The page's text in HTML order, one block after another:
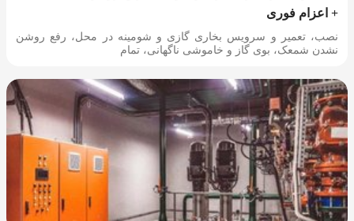
+ اعزام فوری
نصب، تعمیر و سرویس بخاری گازی و شومینه در محل، رفع روشن
نشدن شمعک، بوی گاز و خاموشی ناگهانی، تمام